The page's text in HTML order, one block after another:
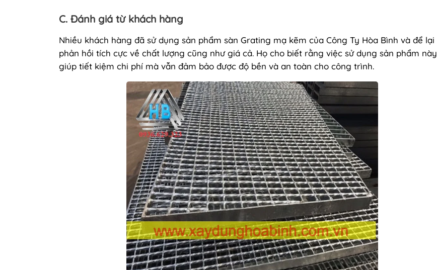
C. Đánh giá từ khách hàng
Nhiều khách hàng đã sử dụng sản phẩm sàn Grating mạ kẽm của Công Ty Hòa Bình và để lại
phản hồi tích cực về chất lượng cũng như giá cả. Họ cho biết rằng việc sử dụng sản phẩm này
giúp tiết kiệm chi phí mà vẫn đảm bảo được độ bền và an toàn cho công trình.